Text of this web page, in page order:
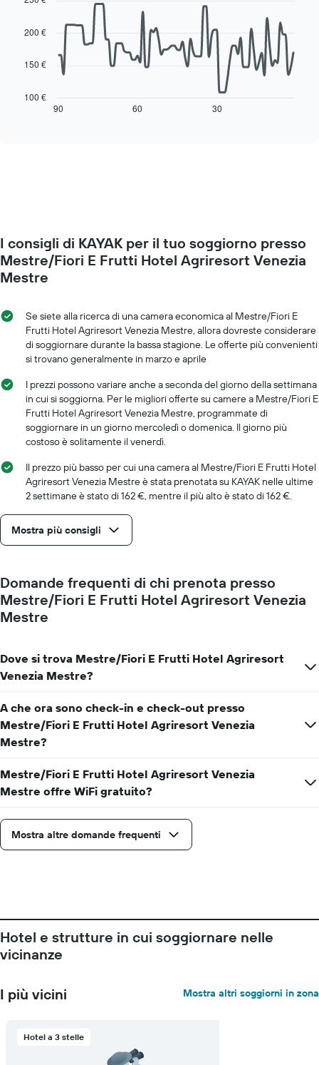
ha
asse
indicare
a
indicare
il
una
camera
with
data
points.
grafico
mano
che
si
alla
data
del
soggiorno
grafico
ha
asse
indicare
numero
giorni
prima
del
grafico
ha
1
asse
indicare
il
prezzo
medio
di
una
camera
90 60 30
100 €
150 €
200 €
I consigli di KAYAK per il tuo soggiorno presso
Mestre/Fiori E Frutti Hotel Agriresort Venezia
Mestre
Se siete alla ricerca di una camera economica al Mestre/Fiori E
Frutti Hotel Agriresort Venezia Mestre, allora dovreste considerare
di soggiornare durante la bassa stagione. Le offerte più convenienti
si trovano generalmente in marzo e aprile
I prezzi possono variare anche a seconda del giorno della settimana
in cui si soggiorna. Per le migliori offerte su camere a Mestre/Fiori E
Frutti Hotel Agriresort Venezia Mestre, programmate di
soggiornare in un giorno mercoledì o domenica. Il giorno più
costoso è solitamente il venerdì.
Il prezzo più basso per cui una camera al Mestre/Fiori E Frutti Hotel
Agriresort Venezia Mestre è stata prenotata su KAYAK nelle ultime
2 settimane è stato di 162 €, mentre il più alto è stato di 162 €.
Mostra più consigli
Domande frequenti di chi prenota presso
Mestre/Fiori E Frutti Hotel Agriresort Venezia
Mestre
Dove si trova Mestre/Fiori E Frutti Hotel Agriresort
Venezia Mestre?
A che ora sono check-in e check-out presso
Mestre/Fiori E Frutti Hotel Agriresort Venezia
Mestre?
Mestre/Fiori E Frutti Hotel Agriresort Venezia
Mestre offre WiFi gratuito?
Mostra altre domande frequenti
Hotel e strutture in cui soggiornare nelle
vicinanze
I più vicini Mostra altri soggiorni in zona
Hotel a 3 stelle